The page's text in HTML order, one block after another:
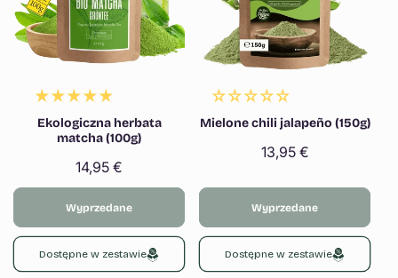
Ekologiczna herbata
matcha (100g)
Cena
regularna
14,95 €
Wyprzedane
Dostępne w zestawie
Mielone chili jalapeño (150g)
Cena
13,95 €
Wyprzedane
Dostępne w zestawie